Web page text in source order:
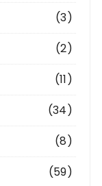
(3)
(2)
(11)
(34)
(8)
(59)